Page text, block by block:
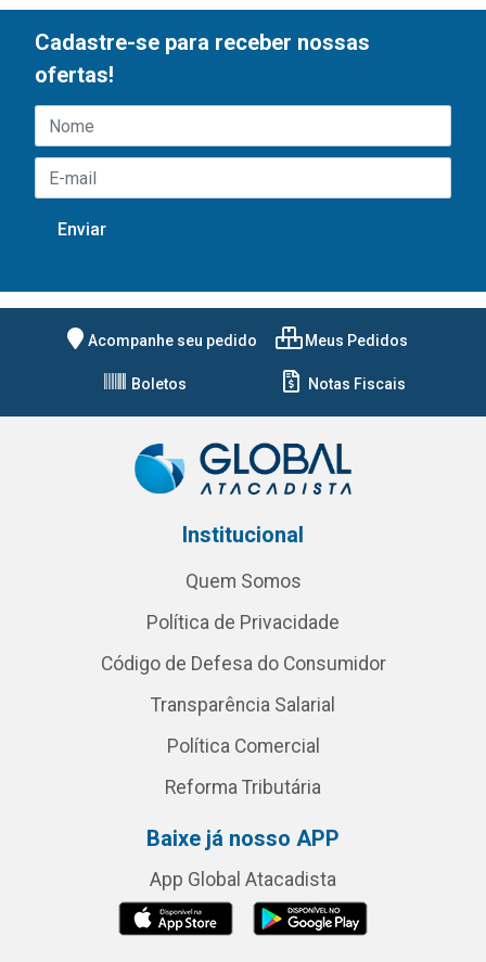
Cadastre-se para receber nossas
ofertas!
Acompanhe seu pedido Meus Pedidos
Boletos Notas Fiscais
Institucional
Quem Somos
Política de Privacidade
Código de Defesa do Consumidor
Transparência Salarial
Política Comercial
Reforma Tributária
Baixe já nosso APP
App Global Atacadista